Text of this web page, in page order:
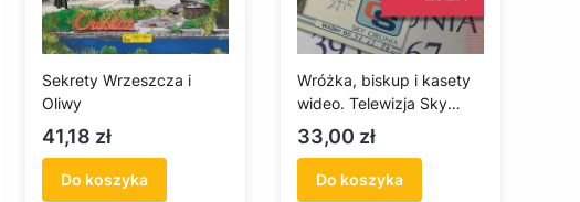
Sekrety Wrzeszcza i
Oliwy
Cena
41,18 zł
Do koszyka
Wróżka, biskup i kasety
wideo. Telewizja Sky
Orunia (1989-1996)
Cena
33,00 zł
Do koszyka